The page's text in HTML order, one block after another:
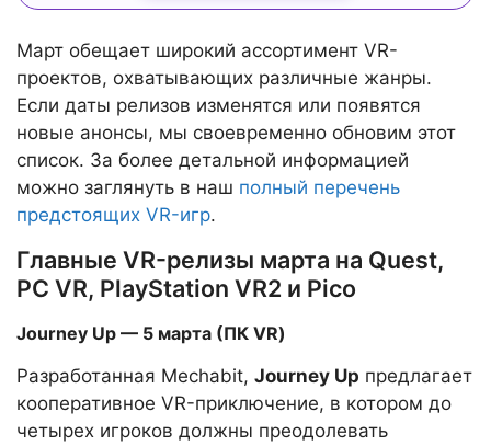
Март обещает широкий ассортимент VR-
проектов, охватывающих различные жанры.
Если даты релизов изменятся или появятся
новые анонсы, мы своевременно обновим этот
список. За более детальной информацией
можно заглянуть в наш полный перечень
предстоящих VR-игр.
Главные VR-релизы марта на Quest,
PC VR, PlayStation VR2 и Pico
Journey Up — 5 марта (ПК VR)
Разработанная Mechabit, Journey Up предлагает
кооперативное VR-приключение, в котором до
четырех игроков должны преодолевать